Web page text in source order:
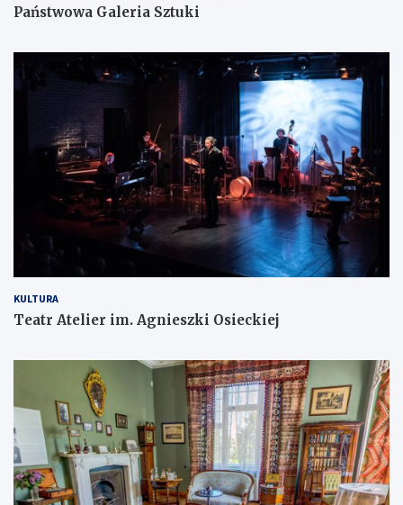
Państwowa Galeria Sztuki
KULTURA
Teatr Atelier im. Agnieszki Osieckiej